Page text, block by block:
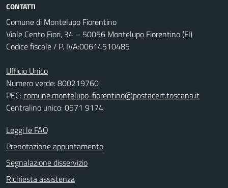
CONTATTI
Comune di Montelupo Fiorentino
Viale Cento Fiori, 34 – 50056 Montelupo Fiorentino (FI)
Codice fiscale / P. IVA:00614510485
Ufficio Unico
Numero verde: 800219760
PEC:comune.montelupo-fiorentino@postacert.toscana.it
Centralino unico: 0571 9174
Leggi le FAQ
Prenotazione appuntamento
Segnalazione disservizio
Richiesta assistenza